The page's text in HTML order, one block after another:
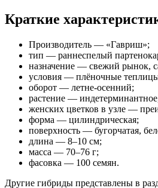
Краткие
Производитель — «Гавриш»;
тип — раннеспелый
назначение — свежий рынок,
условия — плёночные
оборот — летне-осенний;
растение —
женских цветков в узле —
форма — цилиндрическая;
поверхность — бугорчатая,
длина — 8–10 см;
масса — 70–76 г;
фасовка — 100 семян.
Другие гибриды представлены в